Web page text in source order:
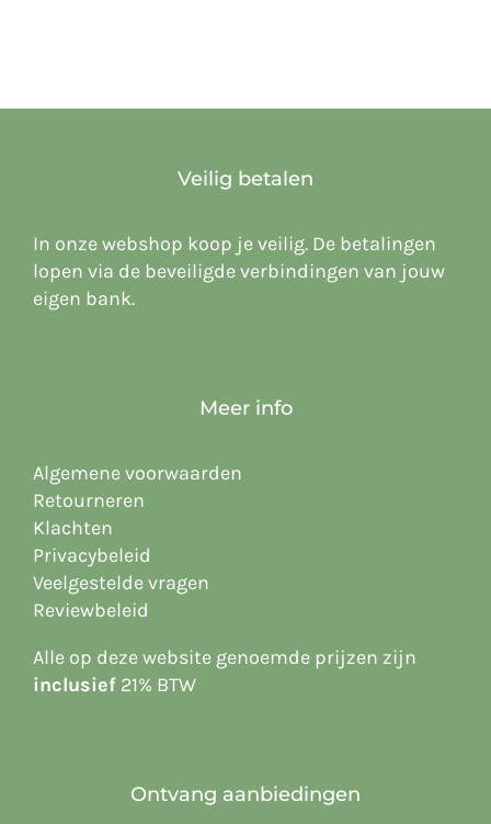
Veilig betalen
In onze webshop koop je veilig. De betalingen
lopen via de beveiligde verbindingen van jouw
eigen bank.
Meer info
Algemene voorwaarden
Retourneren
Klachten
Privacybeleid
Veelgestelde vragen
Reviewbeleid
Alle op deze websitegenoemde prijzen zijn
inclusief21% BTW
Ontvang aanbiedingen